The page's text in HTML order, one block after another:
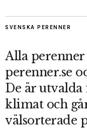
SVENSKA PERENNER
Alla
perenner.se
De är utvalda
klimat och
välsorterade